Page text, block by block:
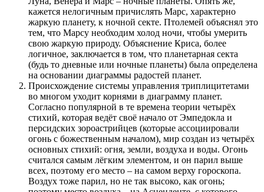
кажется нелогичным причислять Марс, характерно
жаркую планету, к ночной секте. Птолемей объяснял это
тем, что Марсу необходим холод ночи, чтобы умерить
свою жаркую природу. Объяснение Криса, более
логичное, заключается в том, что планетарная секта
(будь то дневные или ночные планеты) была определена
на основании диаграммы радостей планет.
Происхождение системы управления триплицитетами
во многом уходит корнями в диаграмму планет.
Согласно популярной в те времена теории четырёх
стихий, которая ведёт своё начало от Эмпедокла и
персидских зороастрийцев (которые ассоциировали
огонь с божественным началом), мир создан из четырёх
основных стихий: огня, земли, воздуха и воды. Огонь
считался самым лёгким элементом, и он парил выше
всех, поэтому его место – на самом верху гороскопа.
Воздух тоже парил, но не так высоко, как огонь;